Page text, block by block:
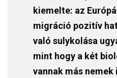
kiemelte: az
migráció pozitív
való sulykolása
mint hogy a két
vannak más nemek